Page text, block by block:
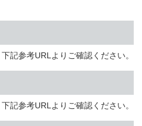
記参考URLよりご確認ください。
記参考URLよりご確認ください。